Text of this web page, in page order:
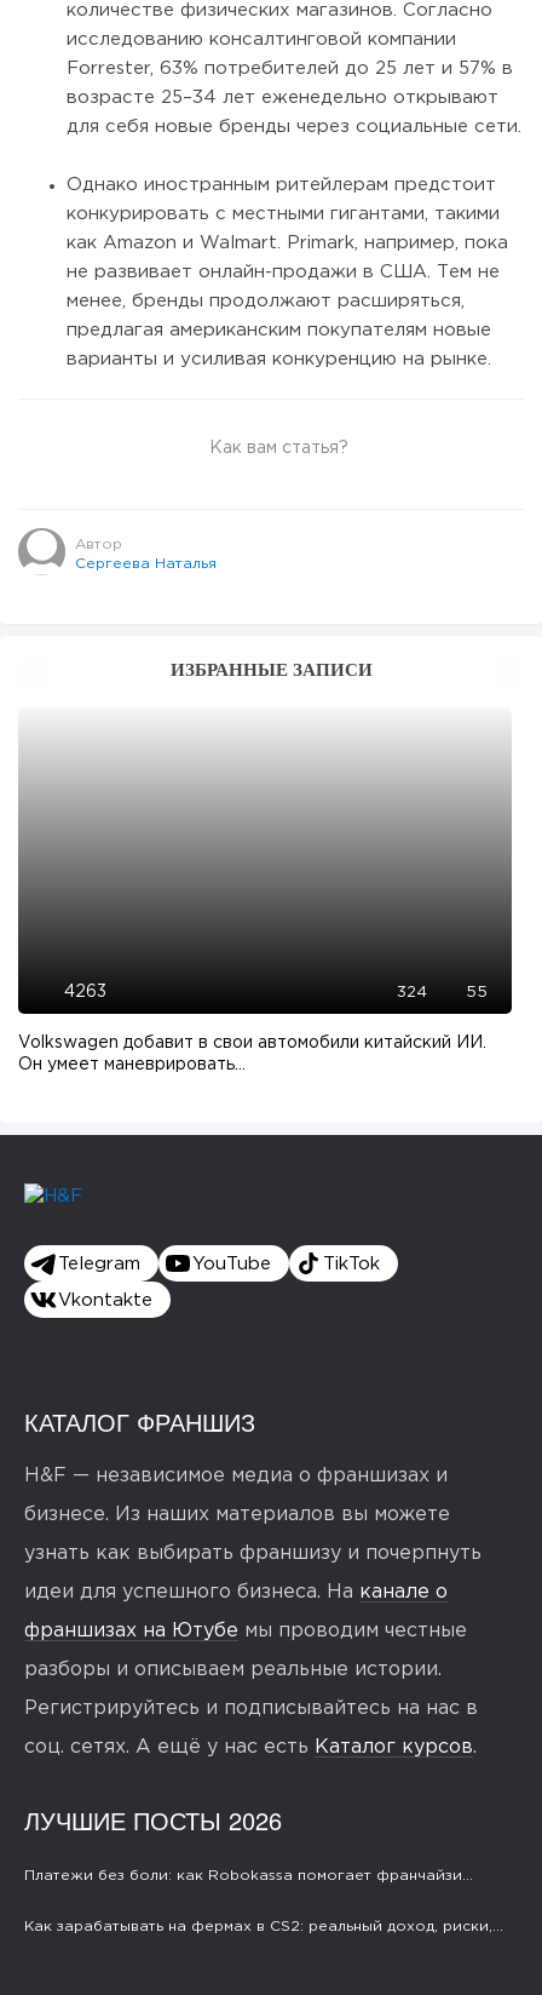
количестве физических магазинов. Согласно
исследованию консалтинговой компании
Forrester, 63% потребителей до 25 лет и 57% в
возрасте 25–34 лет еженедельно открывают
для себя новые бренды через социальные сети.
Однако иностранным ритейлерам предстоит
конкурировать с местными гигантами, такими
как Amazon и Walmart. Primark, например, пока
не развивает онлайн-продажи в США. Тем не
менее, бренды продолжают расширяться,
предлагая американским покупателям новые
варианты и усиливая конкуренцию на рынке.
Как вам статья?
Автор
Сергеева Наталья
ИЗБРАННЫЕ ЗАПИСИ
4263 324 55
Volkswagen добавит в свои автомобили китайский ИИ.
Он умеет маневрировать...
Telegram YouTube TikTok
Vkontakte
КАТАЛОГ ФРАНШИЗ
H&F — независимое медиа о франшизах и
бизнесе. Из наших материалов вы можете
узнать как выбирать франшизу и почерпнуть
идеи для успешного бизнеса. На канале о
франшизах на Ютубе мы проводим честные
разборы и описываем реальные истории.
Регистрируйтесь и подписывайтесь на нас в
соц. сетях. А ещё у нас есть Каталог курсов.
ЛУЧШИЕ ПОСТЫ 2026
Платежи без боли: как Robokassa помогает франчайзи...
Как зарабатывать на фермах в CS2: реальный доход, риски,...